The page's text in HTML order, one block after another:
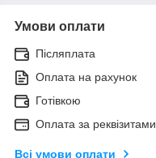
Умови оплати
Післяплата
Оплата на рахунок
Готівкою
Оплата за реквізитами
Всі умови оплати